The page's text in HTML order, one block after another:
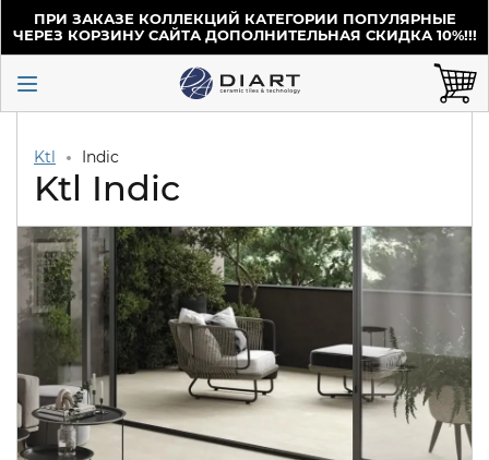
ПРИ ЗАКАЗЕ КОЛЛЕКЦИЙ КАТЕГОРИИ ПОПУЛЯРНЫЕ
ЧЕРЕЗ КОРЗИНУ САЙТА ДОПОЛНИТЕЛЬНАЯ СКИДКА 10%!!!
Ktl Indic
Ktl Indic